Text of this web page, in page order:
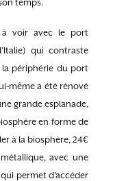
temps.
voir avec le port
qui contraste
la périphérie du port
même a été rénové
grande esplanade,
en forme de
à la biosphère, 24€
avec une
permet d’accéder